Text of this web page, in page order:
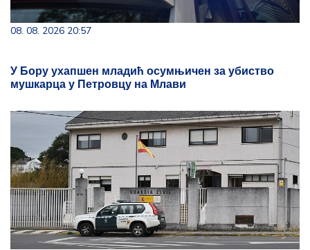
08. 08. 2026 20:57
У Бору ухапшен младић осумњичен за убиство
мушкарца у Петровцу на Млави